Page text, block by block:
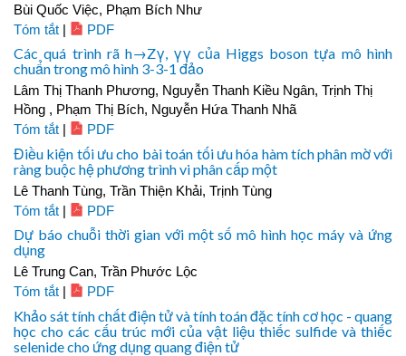
Bùi Quốc Việc, Phạm Bích Như
Tóm tắt | PDF
Các quá trình rã h→Zγ, γγ của Higgs boson tựa mô hình
chuẩn trong mô hình 3-3-1 đảo
Lâm Thị Thanh Phương, Nguyễn Thanh Kiều Ngân, Trịnh Thị
Hồng , Phạm Thị Bích, Nguyễn Hứa Thanh Nhã
Tóm tắt | PDF
Điều kiện tối ưu cho bài toán tối ưu hóa hàm tích phân mờ với
ràng buộc hệ phương trình vi phân cấp một
Lê Thanh Tùng, Trần Thiện Khải, Trịnh Tùng
Tóm tắt | PDF
Dự báo chuỗi thời gian với một số mô hình học máy và ứng
dụng
Lê Trung Can, Trần Phước Lộc
Tóm tắt | PDF
Khảo sát tính chất điện tử và tính toán đặc tính cơ học - quang
học cho các cấu trúc mới của vật liệu thiếc sulfide và thiếc
selenide cho ứng dụng quang điện tử